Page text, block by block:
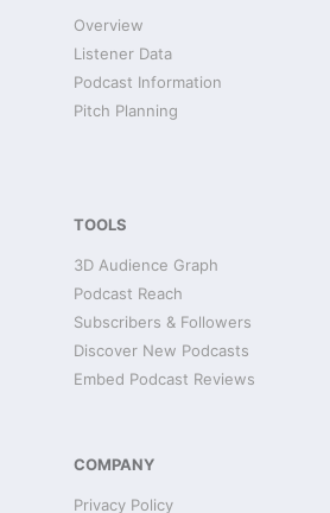
Overview
Listener Data
Podcast Information
Pitch Planning
TOOLS
3D Audience Graph
Podcast Reach
Subscribers & Followers
Discover New Podcasts
Embed Podcast Reviews
COMPANY
Privacy Policy